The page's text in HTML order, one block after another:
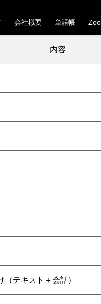
会社概要 単語帳
内容
（テキスト＋会話）